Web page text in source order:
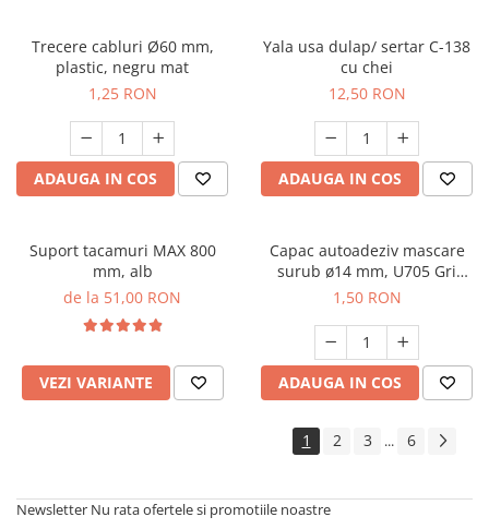
Trecere cabluri Ø60 mm,
plastic, negru mat
1,25 RON
ADAUGA IN COS
Yala usa dulap/ sertar C-138
cu chei
12,50 RON
ADAUGA IN COS
Suport tacamuri MAX 800
mm, alb
de la 51,00 RON
VEZI VARIANTE
Capac autoadeziv mascare
surub ø14 mm, U705 Gri
Angora, folie 25 buc
1,50 RON
ADAUGA IN COS
1 2 3 ... 6
Newsletter Nu rata ofertele si promotiile noastre